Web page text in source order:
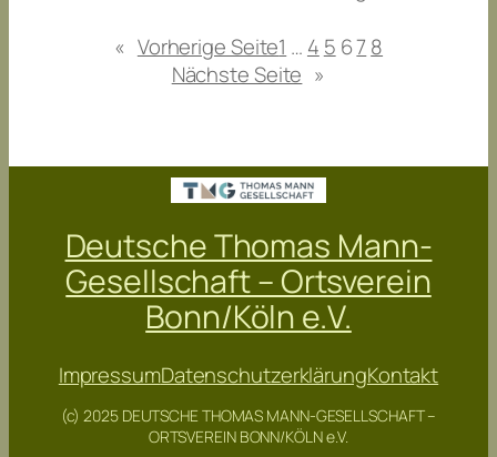
« Vorherige Seite1 … 4 5 67 8
Nächste Seite »
Deutsche Thomas Mann-
Gesellschaft – Ortsverein
Bonn/Köln e.V.
ImpressumDatenschutzerklärungKontakt
(c) 2025 DEUTSCHE THOMAS MANN-GESELLSCHAFT –
ORTSVEREIN BONN/KÖLN e.V.